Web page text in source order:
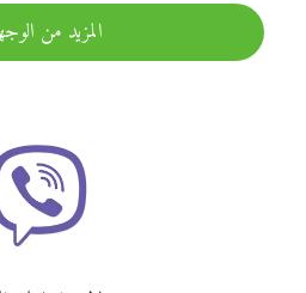
المزيد من